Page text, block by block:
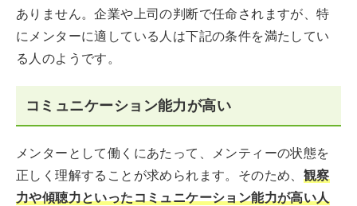
ありません。企業や上司の判断で任命されますが、特
にメンターに適している人は下記の条件を満たしてい
る人のようです。
コミュニケーション能力が高い
メンターとして働くにあたって、メンティーの状態を
正しく理解することが求められます。そのため、 観察
力や傾聴力といったコミュニケーション能力が高い人